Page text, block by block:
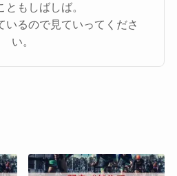
ともしばしば。
いるので見ていってくださ
い。